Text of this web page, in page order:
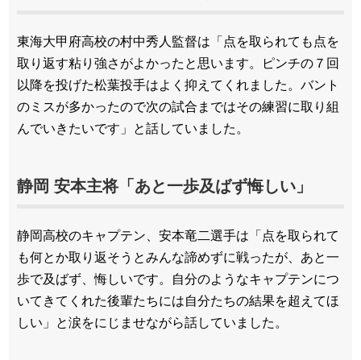
東海大甲府高校の村中秀人監督は「点を取られても点を
取り返す粘り強さがよかったと思います。ピンチの７回
以降を投げた松葉投手はよく抑えてくれました。バント
のミスが多かったので次の試合まではその練習に取り組
んでいきたいです」と話していました。
静岡 安本主将「あと一歩及ばず悔しい」
静岡高校のキャプテン、安本竜二選手は「点を取られて
も何とか取り返そうとみんな諦めずに戦ったが、あと一
歩で及ばず、悔しいです。自分のようなキャプテンにつ
いてきてくれた後輩たちには自分たちの結果を超えてほ
しい」と涙をにじませながら話していました。